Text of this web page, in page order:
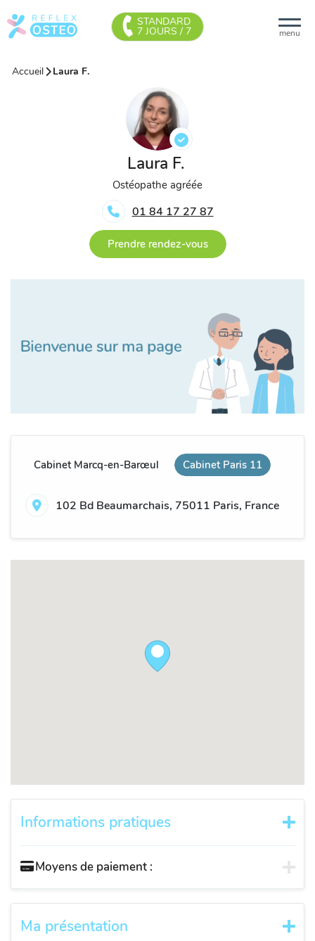
menu
STANDARD
7 JOURS / 7
Accueil Laura F.
Laura F.
Ostéopathe agréée
01 84 17 27 87
Prendre rendez-vous
Cabinet Marcq-en-Barœul Cabinet Paris 11
102 Bd Beaumarchais, 75011 Paris, France
Informations pratiques
Moyens de paiement :
Ma présentation